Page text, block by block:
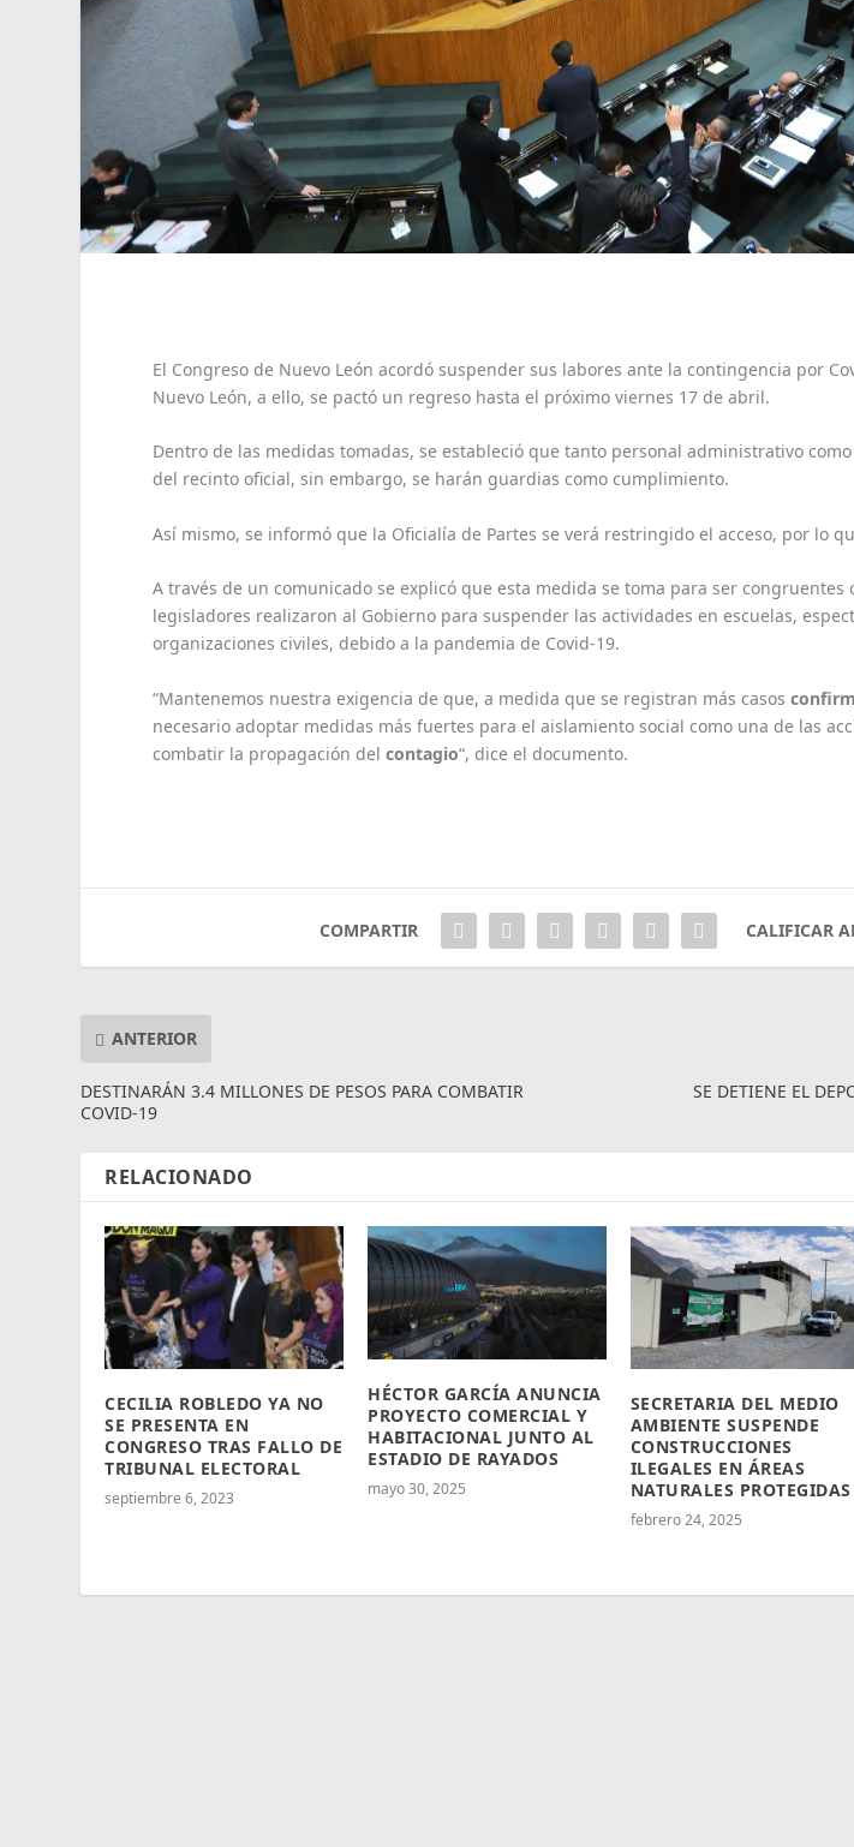
El Congreso de Nuevo León acordó suspender sus labores ante la contingencia por
Nuevo León, a ello, se pactó un regreso hasta el próximo viernes 17 de abril.
Dentro de las medidas tomadas, se estableció que tanto personal administrativo
del recinto oficial, sin embargo, se harán guardias como cumplimiento.
Así mismo, se informó que la Oficialía de Partes se verá restringido el acceso, por lo
A través de un comunicado se explicó que esta medida se toma para ser congruentes
legisladores realizaron al Gobierno para suspender las actividades en escuelas,
organizaciones civiles, debido a la pandemia de Covid-19.
“Mantenemos nuestra exigencia de que, a medida que se registran más casos
necesario adoptar medidas más fuertes para el aislamiento social como una de las
combatir la propagación delcontagio“, dice el documento.
COMPARTIR CALIFICAR
ANTERIOR
DESTINARÁN 3.4 MILLONES DE PESOS PARA COMBATIR
COVID-19
SE DETIENE EL
RELACIONADO
CECILIA ROBLEDO YA NO
SE PRESENTA EN
CONGRESO TRAS FALLO DE
TRIBUNAL ELECTORAL
septiembre 6, 2023
HÉCTOR GARCÍA ANUNCIA
PROYECTO COMERCIAL Y
HABITACIONAL JUNTO AL
ESTADIO DE RAYADOS
mayo 30, 2025
SECRETARIA DEL MEDIO
AMBIENTE SUSPENDE
CONSTRUCCIONES
ILEGALES EN ÁREAS
NATURALES PROTEGIDAS
febrero 24, 2025